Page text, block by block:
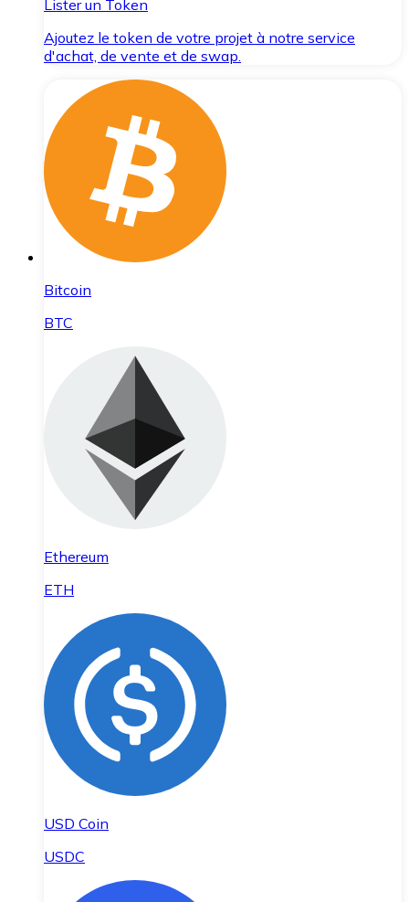
Lister un Token
Ajoutez le token de votre projet à notre service
d'achat, de vente et de swap.
Bitcoin
BTC
Ethereum
ETH
USD Coin
USDC